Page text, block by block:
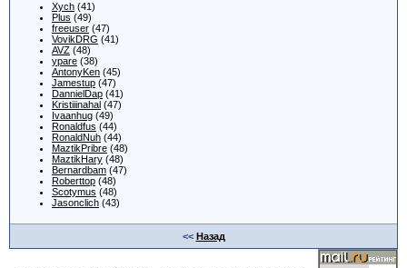
Xych (41)
Plus (49)
freeuser (47)
VovikDRG (41)
AVZ (48)
ypare (38)
AntonyKen (45)
Jamestup (47)
DannielDap (41)
Kristiiinahal (47)
Ivaanhug (49)
Ronaldfus (44)
RonaldNuh (44)
MaztikPribre (48)
MaztikHary (48)
Bernardbam (47)
Roberttop (48)
Scotymus (48)
Jasonclich (43)
<< Назад